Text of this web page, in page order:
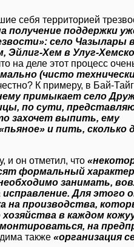
себя территорией
получение поддержки
село Чазылары
Эйлиг-Хем в Улуг-
на деле этот процесс
(чисто
К примеру, в Бай-
примыкает село
по сути,
захочет выпить, ему
и пить, сколько
и он отметил, что
формальный
занимать,
Для этого
на производства,
в каждом
на
также «организация